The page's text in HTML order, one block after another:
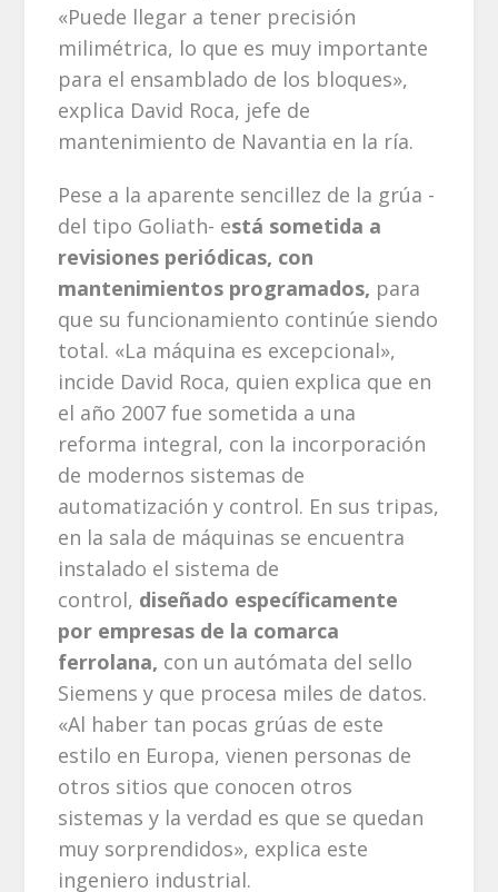
«Puede llegar a tener precisión
milimétrica, lo que es muy importante
para el ensamblado de los bloques»,
explica David Roca, jefe de
mantenimiento de Navantia en la ría.
Pese a la aparente sencillez de la grúa -
del tipo Goliath- está sometida a
revisiones periódicas, con
mantenimientos programados, para
que su funcionamiento continúe siendo
total. «La máquina es excepcional»,
incide David Roca, quien explica que en
el año 2007 fue sometida a una
reforma integral, con la incorporación
de modernos sistemas de
automatización y control. En sus tripas,
en la sala de máquinas se encuentra
instalado el sistema de
control, diseñado específicamente
por empresas de la comarca
ferrolana, con un autómata del sello
Siemens y que procesa miles de datos.
«Al haber tan pocas grúas de este
estilo en Europa, vienen personas de
otros sitios que conocen otros
sistemas y la verdad es que se quedan
muy sorprendidos», explica este
ingeniero industrial.